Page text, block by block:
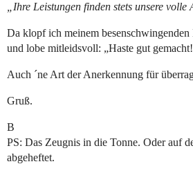
„Ihre Leistungen finden stets unsere volle
Da klopf ich meinem
und lobe mitleidsvoll: „Haste gut
Auch ´ne Art der Anerkennung für
Gruß.
B
PS: Das Zeugnis in die Tonne. Oder auf
abgeheftet.